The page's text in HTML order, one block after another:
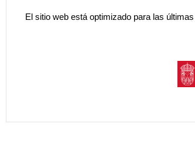
El sitio web está optimizado para las